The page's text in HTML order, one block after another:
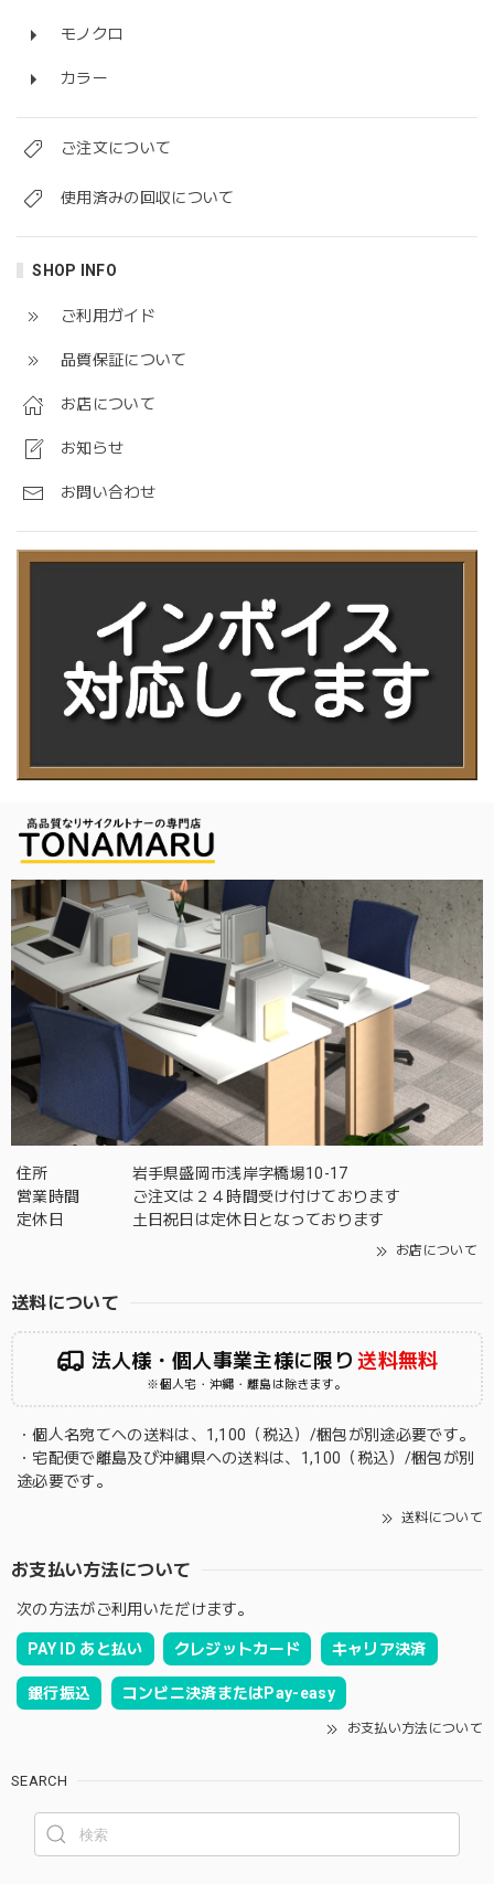
モノクロ
カラー
ご注文について
使用済みの回収について
SHOP INFO
ご利用ガイド
品質保証について
お店について
お知らせ
お問い合わせ
住所
岩手県盛岡市浅岸字橋場10-17
営業時間
ご注文は２４時間受け付けております
定休日
土日祝日は定休日となっております
お店について
送料について
法人様・個人事業主様に限り 送料無料
※個人宅・沖縄・離島は除きます。
・個人名宛てへの送料は、1,100（税込）/梱包が別途必要です。
・宅配便で離島及び沖縄県への送料は、1,100（税込）/梱包が別
途必要です。
送料について
お支払い方法について
次の方法がご利用いただけます。
PAY ID あと払い クレジットカード キャリア決済
銀行振込 コンビニ決済またはPay-easy
お支払い方法について
SEARCH